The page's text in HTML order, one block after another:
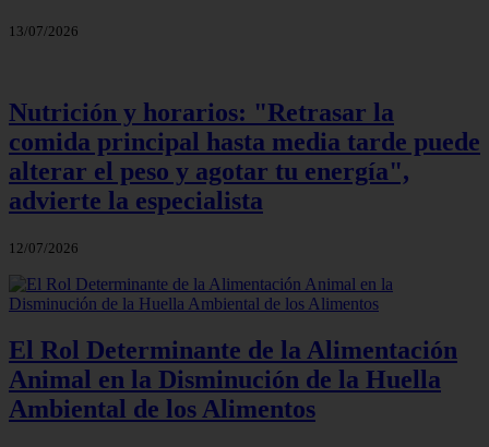
13/07/2026
Nutrición y horarios: "Retrasar la
comida principal hasta media tarde puede
alterar el peso y agotar tu energía",
advierte la especialista
12/07/2026
El Rol Determinante de la Alimentación
Animal en la Disminución de la Huella
Ambiental de los Alimentos